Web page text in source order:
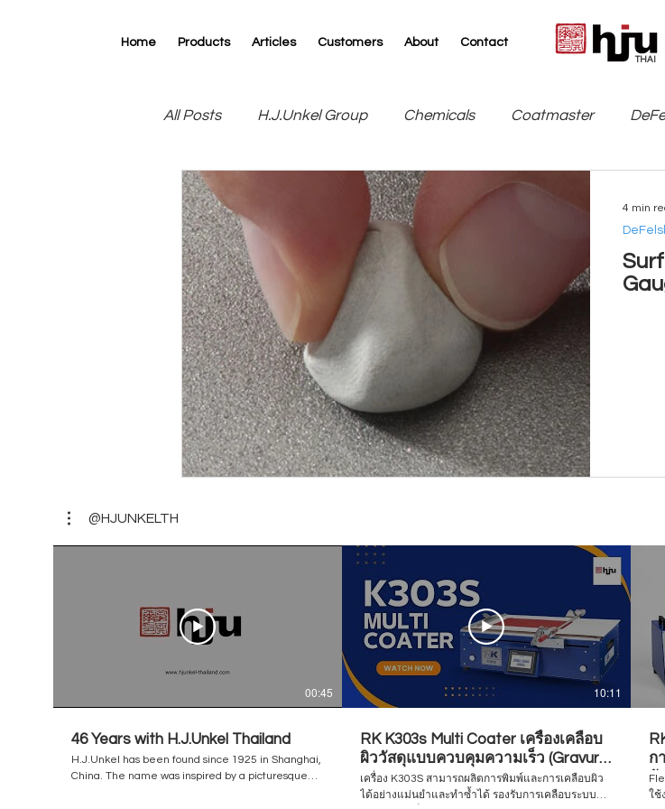
Home Products Articles Customers About Contact
THAI
All Posts H.J.Unkel Group Chemicals Coatmaster
R.D.Specialties RK Print TQC Sheen / Industrial
4 min
@HJUNKELTH
00:45
46 Years with H.J.Unkel Thailand
H.J.Unkel has been found since 1925 in Shanghai,
China. The name was inspired by a picturesque
10:11
RK K303s Multi Coater เครื่องเคลือบ
ผิววัสดุแบบควบคุมความเร็ว (Gravure
/ Flexo / Bar Coater)
เครื่อง K303S สามารถผลิตการพิมพ์และการเคลือบผิว
ได้อย่างแม่นยำและทำซ้ำได้ รองรับการเคลือบระบบ
ก
อั
ใช้